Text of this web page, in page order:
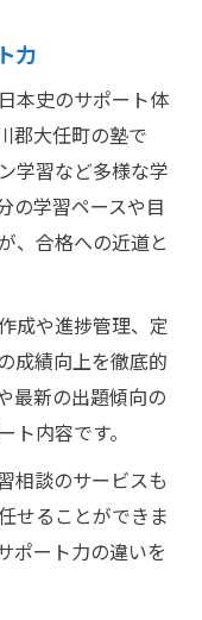
力
本史のサポート体
郡大任町の塾で
学習など多様な学
の学習ペースや目
、合格への近道と
成や進捗管理、定
成績向上を徹底的
最新の出題傾向の
内容です。
相談のサービスも
せることができま
ポート力の違いを